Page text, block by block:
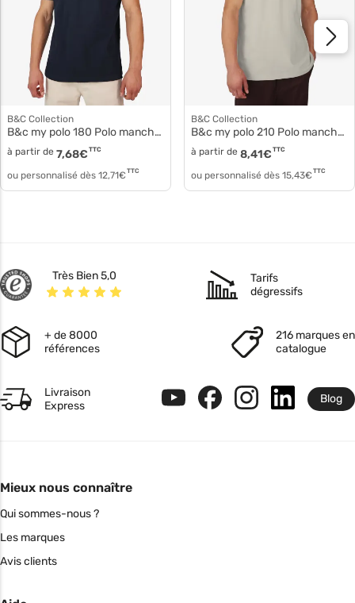
B&C Collection
B&c my polo 180 Polo manches courtes pu424
à partir de 7,68€ TTC
ou personnalisé dès 12,71€ TTC
B&C Collection
B&c my polo 210 Polo manches courtes coton pu426
à partir de 8,41€ TTC
ou personnalisé dès 15,43€ TTC
Très Bien 5,0
Tarifs
dégressifs
+ de 8000
références
216 marques en
catalogue
Livraison
Express
Blog
Mieux nous connaître
Qui sommes-nous ?
Les marques
Avis clients